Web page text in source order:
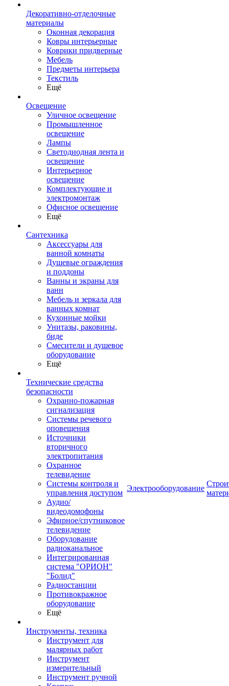
Декоративно-отделочные
материалы
Оконная декорация
Ковры интерьерные
Коврики придверные
Мебель
Предметы интерьера
Текстиль
Ещё
Освещение
Уличное освещение
Промышленное
освещение
Лампы
Светодиодная лента и
освещение
Интерьерное
освещение
Комплектующие и
электромонтаж
Офисное освещение
Ещё
Сантехника
Аксессуары для
ванной комнаты
Душевые ограждения
и поддоны
Ванны и экраны для
ванн
Мебель и зеркала для
ванных комнат
Кухонные мойки
Унитазы, раковины,
биде
Смесители и душевое
оборудование
Ещё
Технические средства
безопасности
Охранно-пожарная
сигнализация
Системы речевого
оповещения
Источники
вторичного
электропитания
Охранное
телевидение
Системы контроля и
управления доступом
Аудио/
видеодомофоны
Эфирное/спутниковое
телевидение
Оборудование
радиоканальное
Интегрированная
система "ОРИОН"
"Болид"
Радиостанции
Противокражное
оборудование
Ещё
Инструменты, техника
Инструмент для
малярных работ
Инструмент
измерительный
Инструмент ручной
Электрооборудование